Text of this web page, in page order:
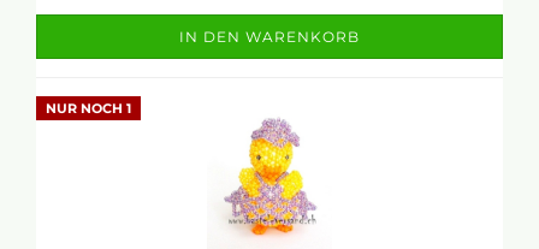
IN DEN WARENKORB
NUR NOCH 1